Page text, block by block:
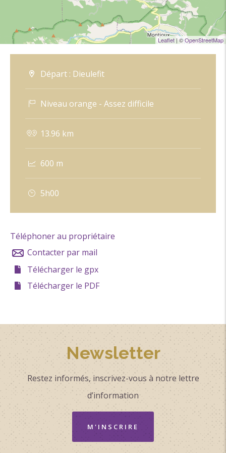
La ville de Dieulefit a acquis la montagne de Saint-
Maurice en 2013, avec le soutien du Conseil
faire un élément fort de son territoire avec pour but
de le valoriser et de le développer en respectant la
Pas-à-pas :
De la Place de la Gare (alt. 375m), franchir le pont pour
rejoindre le centre de Dieulefit. Place Châteauras (alt.
380m), prendre à gauche la rue du Bourg et remonter
jusqu’à l’Office de Tourisme. Tourner à gauche,
place du Champ-de-Mars. Continuer par la montée du
Jas.
Traverser la D638 et suivre la direction Chapelle Saint-
Maurice.
la droite et suivre le balisage jaune.
droite pour rejoindre le carrefour Les 4 chemins (alt.
Leaflet | ©OpenStreetMap
Départ : Dieulefit
Niveau orange - Assez difficile
13.96 km
600 m
5h00
Téléphoner au propriétaire
Contacter par mail
Télécharger le gpx
Télécharger le PDF
Newsletter
Restez informés, inscrivez-vous à notre lettre
d’information
M'INSCRIRE